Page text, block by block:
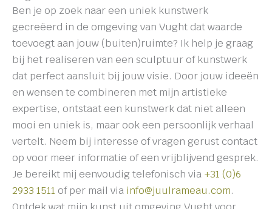
Ben je op zoek naar een uniek kunstwerk
gecreëerd in de omgeving van Vught dat waarde
toevoegt aan jouw (buiten)ruimte? Ik help je graag
bij het realiseren van een sculptuur of kunstwerk
dat perfect aansluit bij jouw visie. Door jouw ideeën
en wensen te combineren met mijn artistieke
expertise, ontstaat een kunstwerk dat niet alleen
mooi en uniek is, maar ook een persoonlijk verhaal
vertelt. Neem bij interesse of vragen gerust contact
op voor meer informatie of een vrijblijvend gesprek.
Je bereikt mij eenvoudig telefonisch via +31 (0)6
2933 1511 of per mail via info@juulrameau.com.